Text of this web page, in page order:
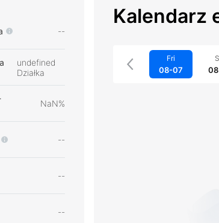
--
undefined
Działka
NaN%
--
--
--
Kalendarz
Fri
08-07